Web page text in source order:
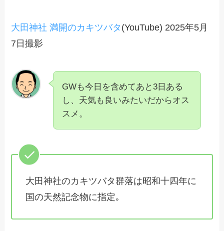
大田神社 満開のカキツバタ (YouTube) 2025年5月
7日撮影
GWも今日を含めてあと3日ある
し、天気も良いみたいだからオス
スメ。
大田神社のカキツバタ群落は昭和十四年に
国の天然記念物に指定｡